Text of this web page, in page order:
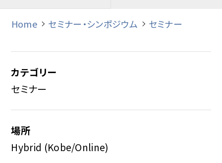
Home セミナー・シンポジウム セミナー
カテゴリー
セミナー
場所
Hybrid (Kobe/Online)